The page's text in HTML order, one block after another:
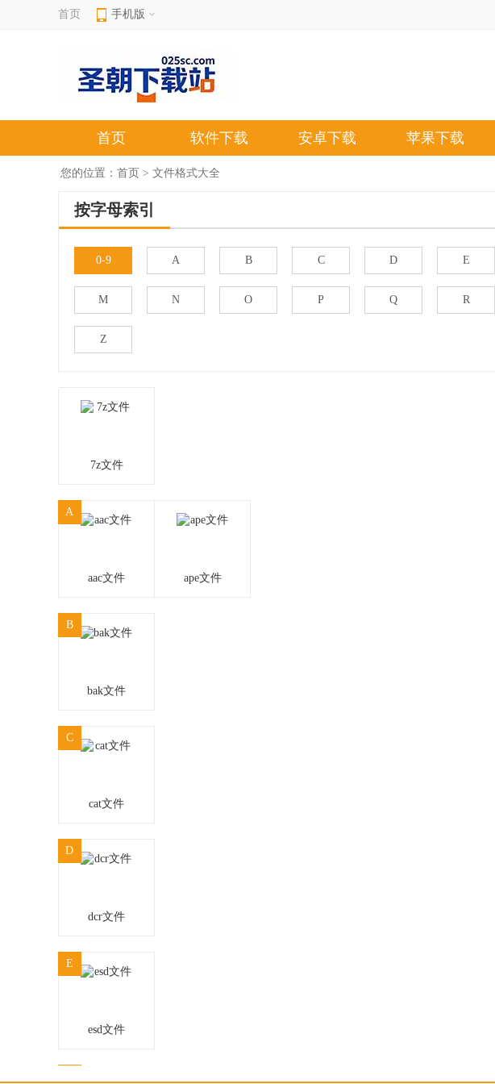
首页 手机版
首页 软件下载 安卓下载 苹果下载
您的位置： 首页 > 文件格式大全
按字母索引
0-9 A B C D E
M N O P Q R
Z
7z文件
A
aac文件 ape文件
B
bak文件
C
cat文件
D
dcr文件
E
esd文件